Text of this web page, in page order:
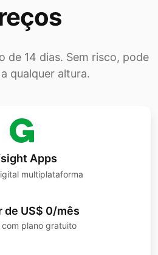
de 14 dias. Sem risco, pode
qualquer altura.
Apps
multiplataforma
de US$ 0/mês
plano gratuito